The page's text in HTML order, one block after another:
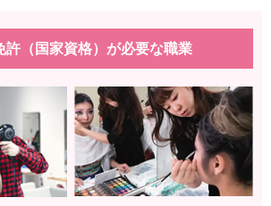
許（国家資格）が必要な職業